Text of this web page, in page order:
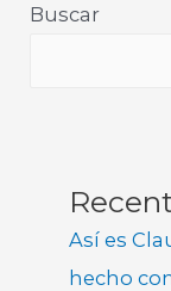
Buscar
Así es
hecho